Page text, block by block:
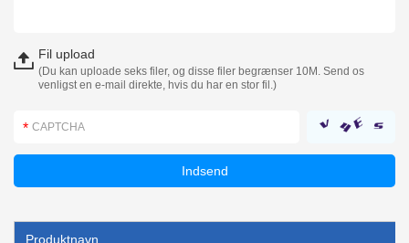
Fil upload
(Du kan uploade seks filer, og disse filer begrænser 10M. Send os
venligst en e-mail direkte, hvis du har en stor fil.)
Produktnavn